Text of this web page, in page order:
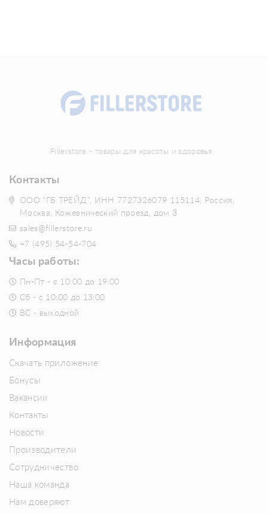
Fillerstore - товары для красоты и здоровья
Контакты
ООО "ГБ ТРЕЙД", ИНН 7727326079 115114, Россия,
Москва, Кожевнический проезд, дом 3
sales@fillerstore.ru
+7 (495) 54-54-704
Часы работы:
Пн-Пт - с 10:00 до 19:00
Сб - с 10:00 до 13:00
ВС - выходной
Информация
Скачать приложение
Бонусы
Вакансии
Контакты
Новости
Производители
Сотрудничество
Наша команда
Нам доверяют